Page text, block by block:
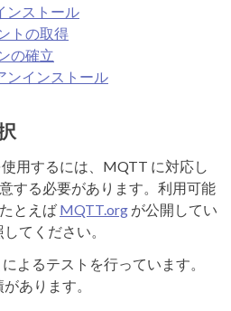
ンストール
トの取得
の確立
ンインストール
用するには、MQTT に対応し
する必要があります。利用可能
とえば MQTT.org が公開してい
てください。
によるテストを行っています。
あります。